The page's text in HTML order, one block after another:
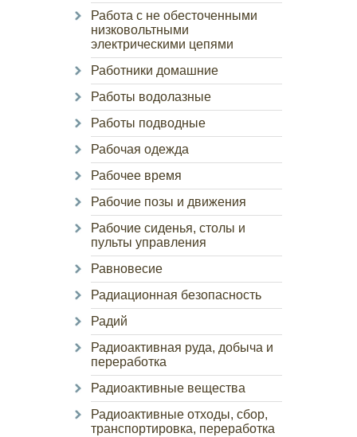
Работа с не обесточенными
низковольтными
электрическими цепями
Работники домашние
Работы водолазные
Работы подводные
Рабочая одежда
Рабочее время
Рабочие позы и движения
Рабочие сиденья, столы и
пульты управления
Равновесие
Радиационная безопасность
Радий
Радиоактивная руда, добыча и
переработка
Радиоактивные вещества
Радиоактивные отходы, сбор,
транспортировка, переработка